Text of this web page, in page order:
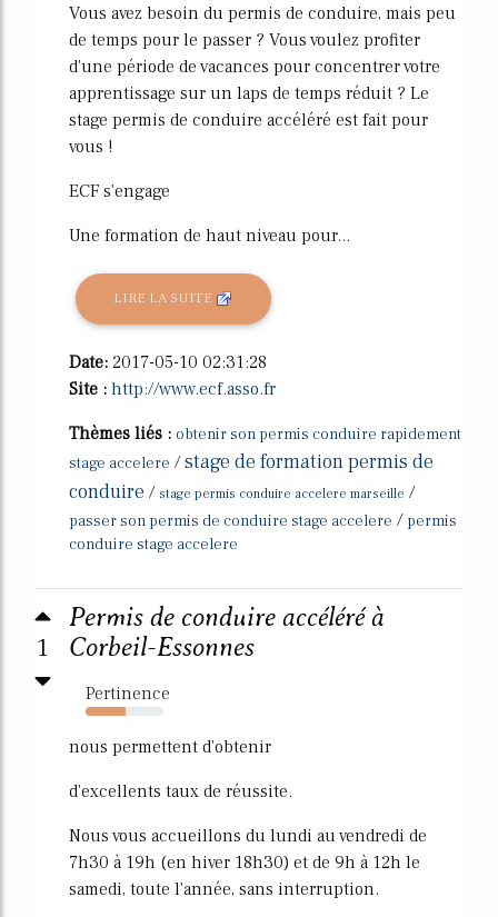
Vous avez besoin du permis de conduire, mais peu
de temps pour le passer ? Vous voulez profiter
d'une période de vacances pour concentrer votre
apprentissage sur un laps de temps réduit ? Le
stage permis de conduire accéléré est fait pour
vous !
ECF s'engage
Une formation de haut niveau pour...
LIRE LA SUITE
Date: 2017-05-10 02:31:28
Site : http://www.ecf.asso.fr
Thèmes liés : obtenir son permis conduire rapidement
stage accelere /stage de formation permis de
conduire / stage permis conduire accelere marseille /
passer son permis de conduire stage accelere / permis
conduire stage accelere
1
Permis de conduire accéléré à
Corbeil-Essonnes
Pertinence
51%
nous permettent d'obtenir
d'excellents taux de réussite.
Nous vous accueillons du lundi au vendredi de
7h30 à 19h (en hiver 18h30) et de 9h à 12h le
samedi, toute l'année, sans interruption.